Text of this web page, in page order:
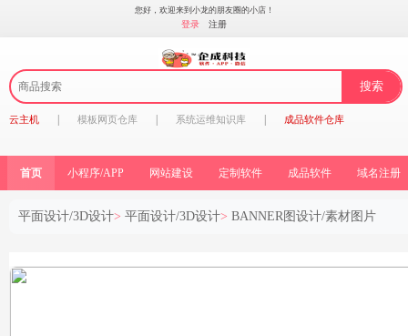
您好，欢迎来到小龙的朋友圈的小店！
登录 注册
云主机 模板网页仓库 系统运维知识库 成品软件仓库
首页 小程序/APP 网站建设 定制软件 成品软件 域名注册
平面设计/3D设计> 平面设计/3D设计> BANNER图设计/素材图片